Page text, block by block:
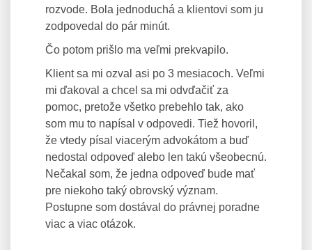
rozvode. Bola jednoduchá a klientovi som ju
zodpovedal do pár minút.
Čo potom prišlo ma veľmi prekvapilo.
Klient sa mi ozval asi po 3 mesiacoch. Veľmi
mi ďakoval a chcel sa mi odvďačiť za
pomoc, pretože všetko prebehlo tak, ako
som mu to napísal v odpovedi. Tiež hovoril,
že vtedy písal viacerým advokátom a buď
nedostal odpoveď alebo len takú všeobecnú.
Nečakal som, že jedna odpoveď bude mať
pre niekoho taký obrovský význam.
Postupne som dostával do právnej poradne
viac a viac otázok.